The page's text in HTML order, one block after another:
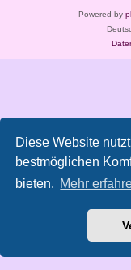
Diese Website
bestmöglichen
bieten. Mehr
Powered by